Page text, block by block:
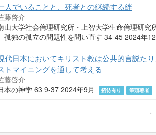
人でいることと、死者との継続する絆
藤啓介
山大学社会倫理研究所・上智大学生命倫理研
独の孤立の問題性を問い直す 34-45 2024年
代日本においてキリスト教は公共的言説た
トマイニングを通して考える
藤啓介
本の神学 63 9-37 2024年9月
招待有り 筆頭著者